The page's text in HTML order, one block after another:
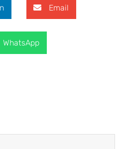
Email
WhatsApp